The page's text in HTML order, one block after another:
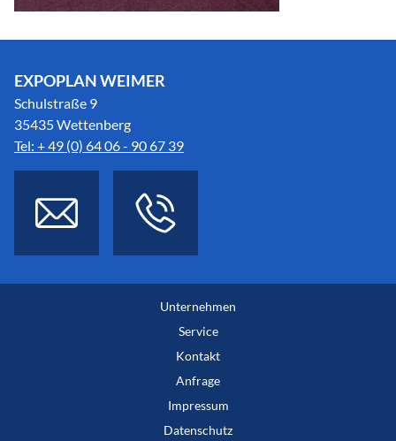
EXPOPLAN WEIMER
Schulstraße 9
35435 Wettenberg
Tel: + 49 (0) 64 06 - 90 67 39
Unternehmen
Service
Kontakt
Anfrage
Impressum
Datenschutz